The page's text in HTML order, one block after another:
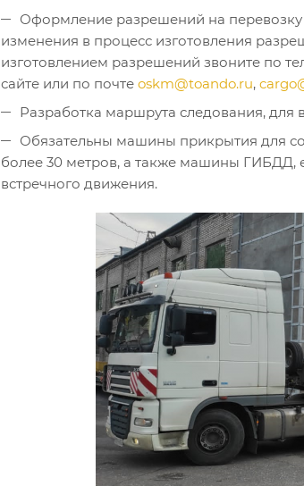
Оформление разрешений на перевозку
изменения в процесс изготовления
изготовлением разрешений звоните по
сайте или по почте oskm@toando.ru,
Разработка маршрута следования,
Обязательны машины прикрытия для
более 30 метров, а также машины ГИБДД,
встречного движения.